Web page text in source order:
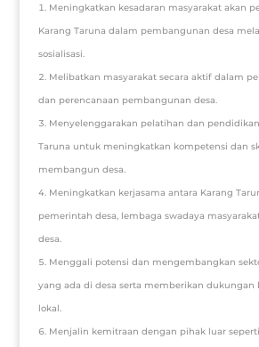
Meningkatkan kesadaran masyarakat akan
Karang Taruna dalam pembangunan desa
sosialisasi.
Melibatkan masyarakat secara aktif dalam
dan perencanaan pembangunan desa.
Menyelenggarakan pelatihan dan
Taruna untuk meningkatkan kompetensi dan
membangun desa.
Meningkatkan kerjasama antara Karang
pemerintah desa, lembaga swadaya
desa.
Menggali potensi dan mengembangkan
yang ada di desa serta memberikan dukungan
lokal.
Menjalin kemitraan dengan pihak luar